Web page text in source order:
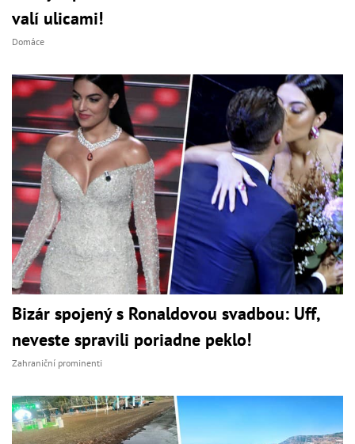
valí ulicami!
Domáce
Bizár spojený s Ronaldovou svadbou: Uff,
neveste spravili poriadne peklo!
Zahraniční prominenti